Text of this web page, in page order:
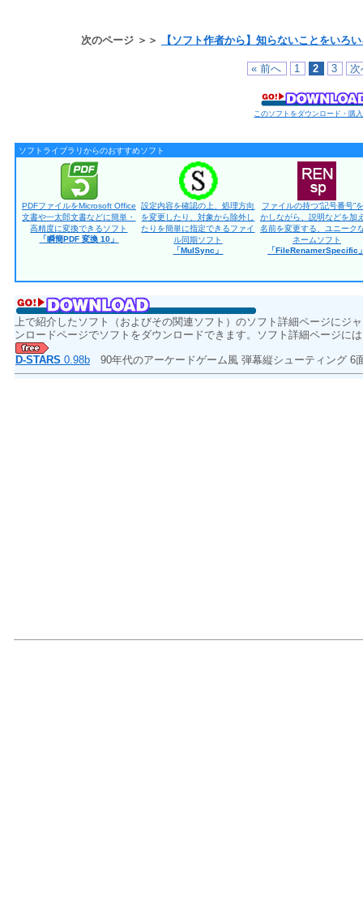
次のページ ＞＞ 【ソフト作者から】知らないことをいろ
« 前へ 1 2 3
このソフトをダウンロード・購
ソフトライブラリからのおすすめソフト
PDFファイルをMicrosoft Office
文書や一太郎文書などに簡単・
高精度に変換できるソフト
「瞬簡PDF 変換 10」
設定内容を確認の上、処理方向
を変更したり、対象から除外し
たりを簡単に指定できるファイ
ル同期ソフト
「MulSync」
ファイルの持つ“記号番号”
かしながら、説明などを加
名前を変更する、ユニーク
ネームソフト
「FileRenamerSpecific
上で紹介したソフト（およびその関連ソフト）のソフト詳細ページにジ
ンロードページでソフトをダウンロードできます。ソフト詳細ページに
D-STARS 0.98b 90年代のアーケードゲーム風 弾幕縦シューティング